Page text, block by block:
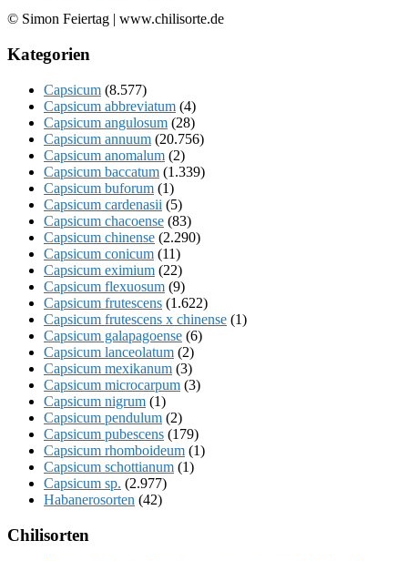
© Simon Feiertag | www.chilisorte.de
Kategorien
Capsicum (8.577)
Capsicum abbreviatum (4)
Capsicum angulosum (28)
Capsicum annuum (20.756)
Capsicum anomalum (2)
Capsicum baccatum (1.339)
Capsicum buforum (1)
Capsicum cardenasii (5)
Capsicum chacoense (83)
Capsicum chinense (2.290)
Capsicum conicum (11)
Capsicum eximium (22)
Capsicum flexuosum (9)
Capsicum frutescens (1.622)
Capsicum frutescens x chinense (1)
Capsicum galapagoense (6)
Capsicum lanceolatum (2)
Capsicum mexikanum (3)
Capsicum microcarpum (3)
Capsicum nigrum (1)
Capsicum pendulum (2)
Capsicum pubescens (179)
Capsicum rhomboideum (1)
Capsicum schottianum (1)
Capsicum sp. (2.977)
Habanerosorten (42)
Chilisorten